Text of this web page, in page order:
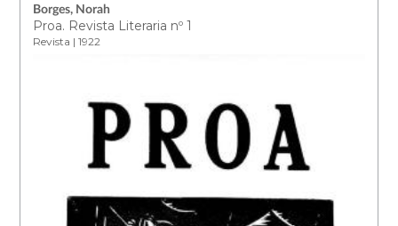
Borges, Norah
Proa. Revista Literaria nº 1
Revista | 1922